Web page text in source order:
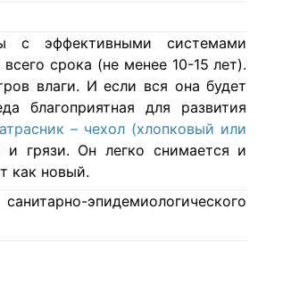
с эффективными системами
срока (не менее 10-15 лет).
влаги. И если вся она будет
благоприятная для развития
– чехол (хлопковый или
и грязи. Он легко снимается и
как новый.
эпидемиологического